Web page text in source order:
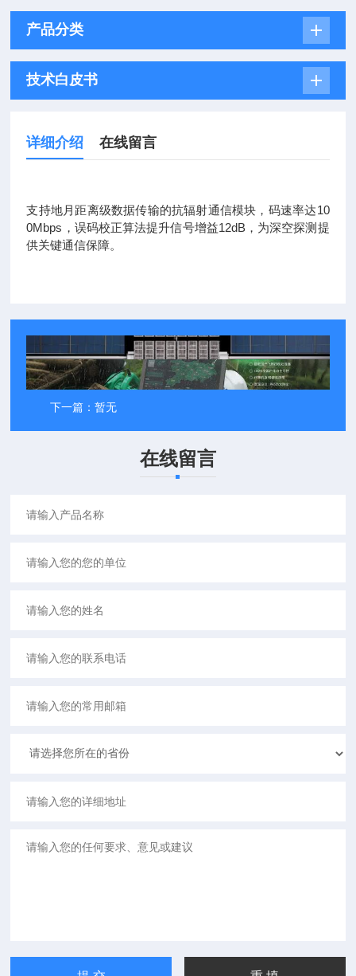
产品分类
技术白皮书
详细介绍 在线留言
支持地月距离级数据传输的抗辐射通信模块，码速率达10
0Mbps，误码校正算法提升信号增益12dB，为深空探测提
供关键通信保障。
深海数字水声通信系统
返回列表下一篇：暂无
在线留言